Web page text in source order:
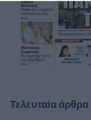
Τελευταία άρθρα